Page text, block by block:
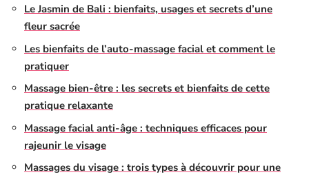
Le Jasmin de Bali : bienfaits, usages et secrets d’une
fleur sacrée
Les bienfaits de l’auto-massage facial et comment le
pratiquer
Massage bien-être : les secrets et bienfaits de cette
pratique relaxante
Massage facial anti-âge : techniques efficaces pour
rajeunir le visage
Massages du visage : trois types à découvrir pour une